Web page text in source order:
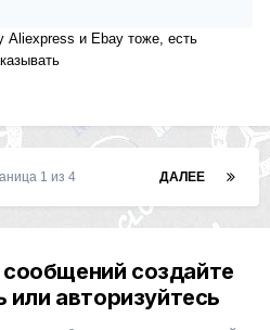
Aliexpress и Ebay тоже, есть
ДАЛЕЕ
1 из 4
создайте
или авторизуйтесь